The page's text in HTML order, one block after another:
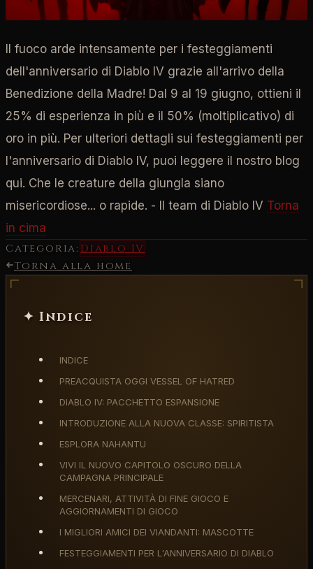
Il fuoco arde intensamente per i festeggiamenti
dell'anniversario di Diablo IV grazie all'arrivo della
Benedizione della Madre! Dal 9 al 19 giugno, ottieni il
25% di esperienza in più e il 50% (moltiplicativo) di
oro in più. Per ulteriori dettagli sui festeggiamenti per
l'anniversario di Diablo IV, puoi leggere il nostro blog
qui. Che le creature della giungla siano
misericordiose... o rapide. - Il team di Diablo IV Torna
in cima
Categoria:Diablo IV
Torna alla home
✦ Indice
INDICE
PREACQUISTA OGGI VESSEL OF HATRED
DIABLO IV: PACCHETTO ESPANSIONE
INTRODUZIONE ALLA NUOVA CLASSE: SPIRITISTA
ESPLORA NAHANTU
VIVI IL NUOVO CAPITOLO OSCURO DELLA
CAMPAGNA PRINCIPALE
MERCENARI, ATTIVITÀ DI FINE GIOCO E
AGGIORNAMENTI DI GIOCO
I MIGLIORI AMICI DEI VIANDANTI: MASCOTTE
FESTEGGIAMENTI PER L'ANNIVERSARIO DI DIABLO